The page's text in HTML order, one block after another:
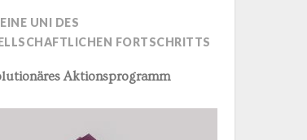
UNI DES
FORTSCHRITTS
Aktionsprogramm